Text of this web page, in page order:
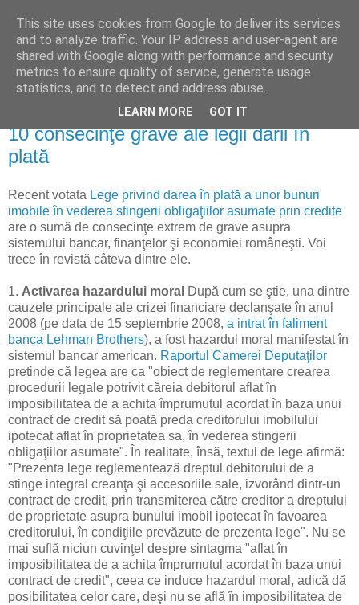
Reflecţii economice
blog de reflecţii, informaţii şi opinii economice
duminică, 29 noiembrie 2015
10 consecinţe grave ale legii dării în
plată
Recent votata Lege privind darea în plată a unor bunuri
imobile în vederea stingerii obligaţiilor asumate prin credite
are o sumă de consecinţe extrem de grave asupra
sistemului bancar, finanţelor şi economiei româneşti. Voi
trece în revistă câteva dintre ele.
1. Activarea hazardului moral După cum se ştie, una dintre
cauzele principale ale crizei financiare declanşate în anul
2008 (pe data de 15 septembrie 2008, a intrat în faliment
banca Lehman Brothers), a fost hazardul moral manifestat în
sistemul bancar american. Raportul Camerei Deputaţilor
pretinde că legea are ca "obiect de reglementare crearea
procedurii legale potrivit căreia debitorul aflat în
imposibilitatea de a achita împrumutul acordat în baza unui
contract de credit să poată preda creditorului imobilului
ipotecat aflat în proprietatea sa, în vederea stingerii
obligaţiilor asumate". În realitate, însă, textul de lege afirmă:
"Prezenta lege reglementează dreptul debitorului de a
stinge integral creanţa şi accesoriile sale, izvorând dintr-un
contract de credit, prin transmiterea către creditor a dreptului
de proprietate asupra bunului imobil ipotecat în favoarea
creditorului, în condiţiile prevăzute de prezenta lege". Nu se
mai suflă niciun cuvinţel despre sintagma "aflat în
imposibilitatea de a achita împrumutul acordat în baza unui
contract de credit", ceea ce induce hazardul moral, adică dă
posibilitatea celor care, deşi nu se află în imposibilitatea de
This site uses cookies from Google to deliver its services
and to analyze traffic. Your IP address and user-agent are
shared with Google along with performance and security
metrics to ensure quality of service, generate usage
statistics, and to detect and address abuse.
LEARN MORE GOT IT